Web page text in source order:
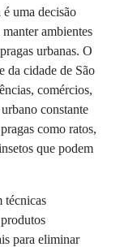
é uma decisão
ambientes
urbanas. O
da cidade de São
comércios,
constante
como ratos,
que podem
técnicas
para eliminar